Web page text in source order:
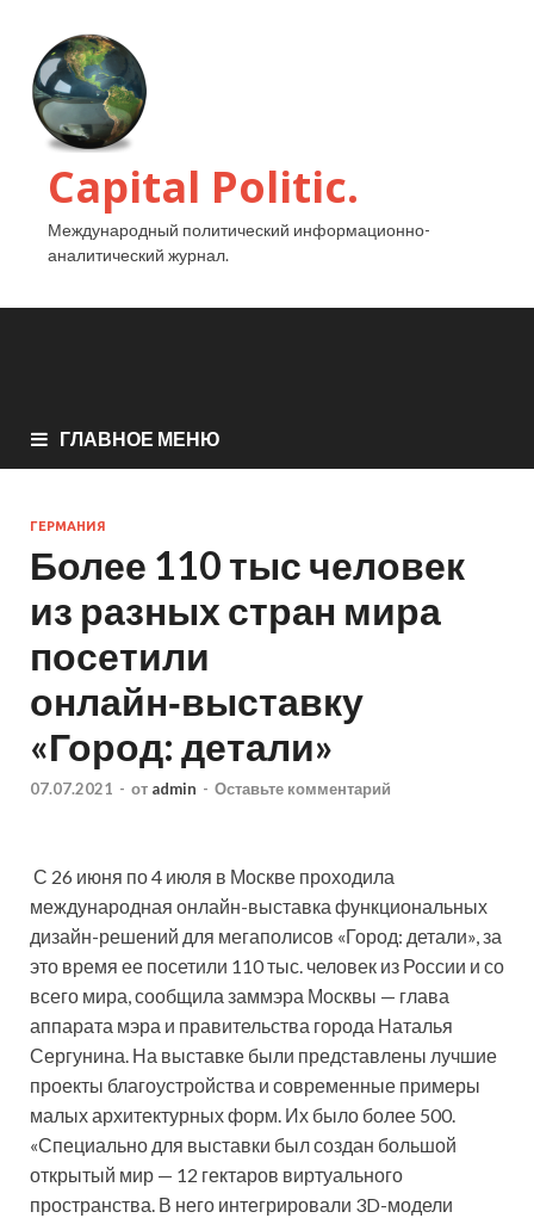
Capital Politic.
Международный политический информационно-
аналитический журнал.
ГЛАВНОЕ МЕНЮ
ГЕРМАНИЯ
Более 110 тыс человек
из разных стран мира
посетили
онлайн‑выставку
«Город: детали»
07.07.2021 - от admin - Оставьте комментарий
С 26 июня по 4 июля в Москве проходила
международная онлайн-выставка функциональных
дизайн-решений для мегаполисов «Город: детали», за
это время ее посетили 110 тыс. человек из России и со
всего мира, сообщила заммэра Москвы — глава
аппарата мэра и правительства города Наталья
Сергунина. На выставке были представлены лучшие
проекты благоустройства и современные примеры
малых архитектурных форм. Их было более 500.
«Специально для выставки был создан большой
открытый мир — 12 гектаров виртуального
пространства. В него интегрировали 3D-модели